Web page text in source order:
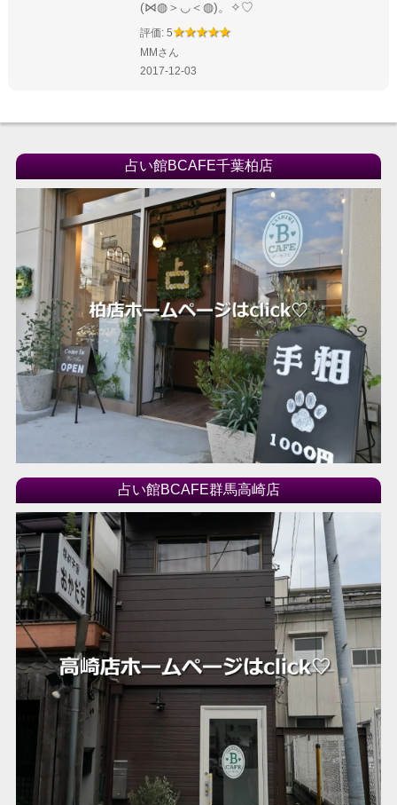
(⋈◍＞◡＜◍)。✧♡
評価: 5
MMさん
2017-12-03
占い館BCAFE千葉柏店
占い館BCAFE群馬高崎店